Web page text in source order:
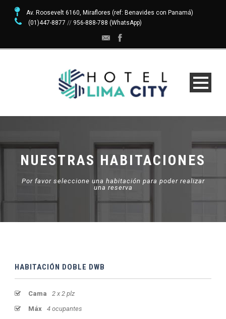
Av. Roosevelt 6160, Miraflores (ref: Benavides con Panamá)
(01)447-8877 // 956-888-788 (WhatsApp)
NUESTRAS HABITACIONES
Por favor seleccione una habitación para poder realizar
una reserva
HABITACIÓN DOBLE DWB
Cama
2 x 2 plz
Máx
4 ocupantes